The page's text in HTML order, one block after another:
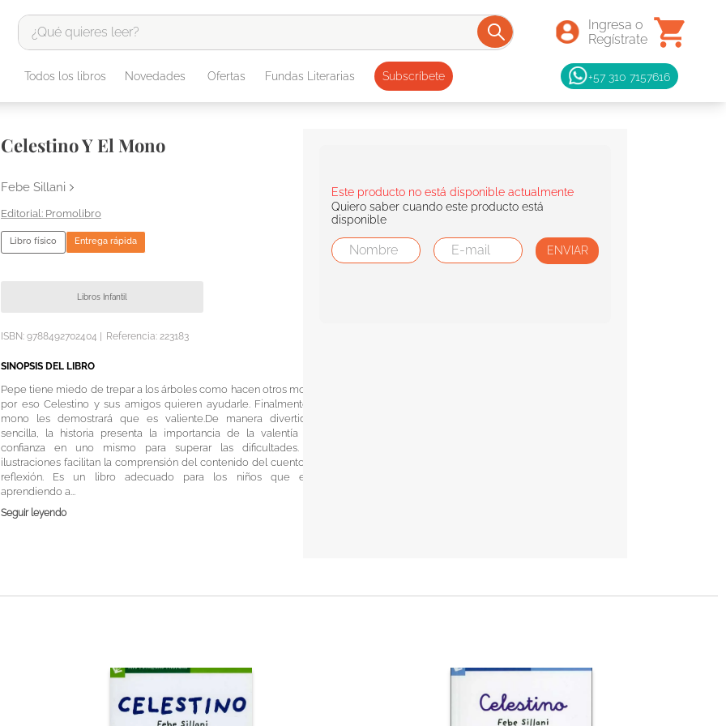
¿Qué quieres leer?
Todos los libros Novedades Ofertas Fundas Literarias Subscríbete +57 310 7157616
Celestino Y El Mono
Febe Sillani
Promolibro
Libro físico Entrega rápida
Libros Infantil
ISBN: 9788492702404 Referencia: 223183
SINOPSIS DEL LIBRO
Pepe tiene miedo de trepar a los árboles como hacen otros monos,
por eso Celestino y sus amigos quieren ayudarle. Finalmente, el
mono les demostrará que es valiente.De manera divertida y
sencilla, la historia presenta la importancia de la valentía y la
confianza en uno mismo para superar las dificultades. Las
ilustraciones facilitan la comprensión del contenido del cuento y la
reflexión. Es un libro adecuado para los niños que están
aprendiendo a...
Seguir leyendo
Este producto no está disponible actualmente
Quiero saber cuando este producto está
disponible
ENVIAR
TÉRMINOS MÁS BUSCADOS
3.
harry potter
4.
edición especial
5.
iliada
6
1984
divina comedia